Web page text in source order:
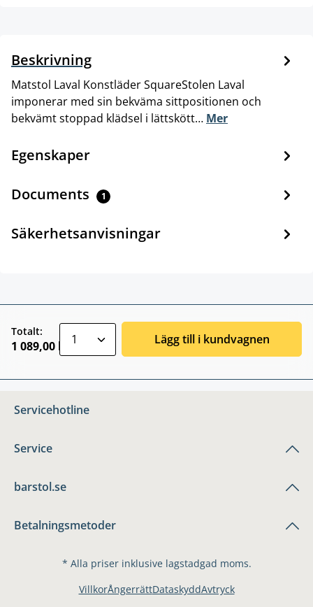
Beskrivning
Matstol Laval Konstläder SquareStolen Laval
imponerar med sin bekväma sittpositionen och
bekvämt stoppad klädsel i lättskött… Mer
Egenskaper
Documents 1
Säkerhetsanvisningar
Totalt:
1 089,00 kr Lägg till i kundvagnen
Servicehotline
Service
barstol.se
Betalningsmetoder
* Alla priser inklusive lagstadgad moms.
VillkorÅngerrättDataskyddAvtryck